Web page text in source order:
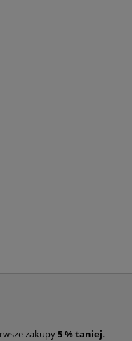
zakupy5 % taniej.